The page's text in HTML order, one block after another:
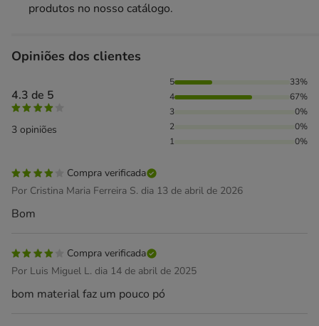
produtos no nosso catálogo.
Opiniões dos clientes
4.3 de 5
3 opiniões
33% das pessoas avaliaram com 5 estrelas, 67% das
5
33%
4
67%
3
0%
2
0%
1
0%
Compra verificada
Por Cristina Maria Ferreira S. dia 13 de abril de 2026
Bom
Compra verificada
Por Luis Miguel L. dia 14 de abril de 2025
bom material faz um pouco pó